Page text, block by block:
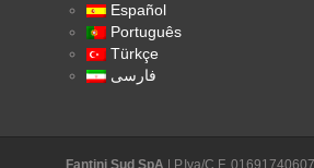
Español
Português
Türkçe
فارسی
Fantini Sud SpA | P.Iva/C.F.